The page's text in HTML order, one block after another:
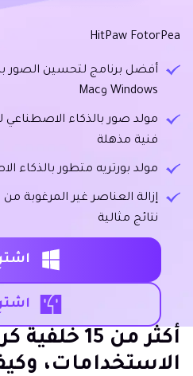
HitPaw FotorPea
أفضل برنامج لتحسين الصور
Windows وMac
مولد صور بالذكاء
فنية مذهلة
مولد بورتريه متطور بالذكاء
إزالة العناصر غير المرغوبة
نتائج مثالية
أكثر من 15
الاستخدامات،